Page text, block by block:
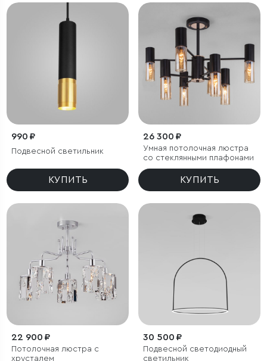
990 ₽
Подвесной светильник
КУПИТЬ
26 300 ₽
Умная потолочная люстра
со стеклянными плафонами
КУПИТЬ
22 900 ₽
Потолочная люстра с
хрусталем
30 500 ₽
Подвесной светодиодный
светильник